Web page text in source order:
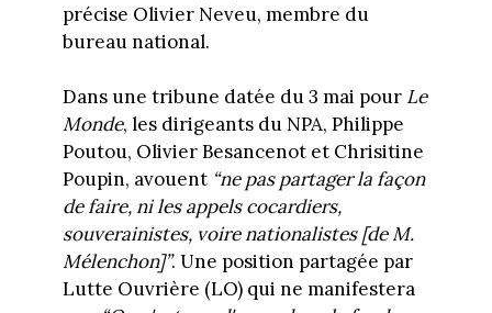
précise Olivier Neveu, membre du
bureau national.
Dans une tribune datée du 3 mai pour Le
Monde, les dirigeants du NPA, Philippe
Poutou, Olivier Besancenot et Chrisitine
Poupin, avouent “ne pas partager la façon
de faire, ni les appels cocardiers,
souverainistes, voire nationalistes [de M.
Mélenchon]”. Une position partagée par
Lutte Ouvrière (LO) qui ne manifestera